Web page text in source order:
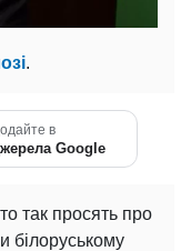
.
в
Google
так просять про
білоруському